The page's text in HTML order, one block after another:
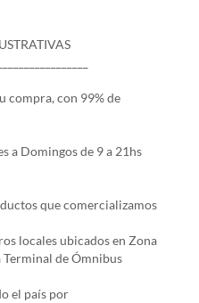
compra, con 99% de
a Domingos de 9 a 21hs
que comercializamos
locales ubicados en Zona
de Ómnibus
el país por